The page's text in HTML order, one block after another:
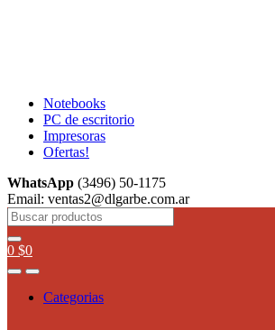
Notebooks
PC de escritorio
Impresoras
Ofertas!
WhatsApp (3496) 50-1175
Email: ventas2@dlgarbe.com.ar
0 $0
Categorias